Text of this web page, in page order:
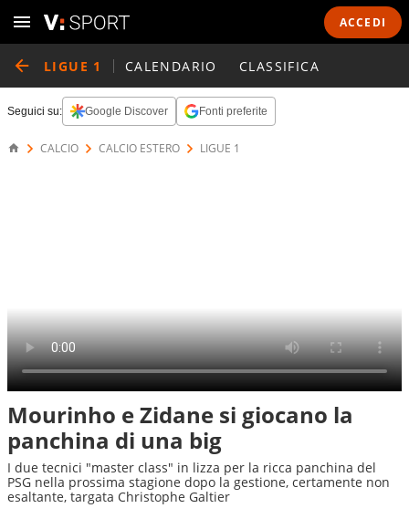
ACCEDI
LIGUE 1 CALENDARIO CLASSIFICA
Seguici su: Google Discover Fonti preferite
CALCIO CALCIO ESTERO LIGUE 1
Mourinho e Zidane si giocano la
panchina di una big
I due tecnici "master class" in lizza per la ricca panchina del
PSG nella prossima stagione dopo la gestione, certamente non
esaltante, targata Christophe Galtier